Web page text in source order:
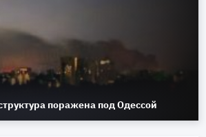
поражена под Одессой